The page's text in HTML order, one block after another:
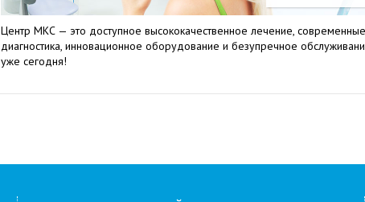
Центр МКС — это доступное высококачественное лечение,
диагностика, инновационное оборудование и безупречное
уже сегодня!